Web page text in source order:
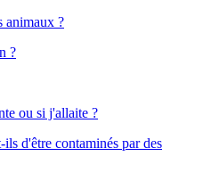
animaux ?
?
ou si j'allaite ?
d'être contaminés par des